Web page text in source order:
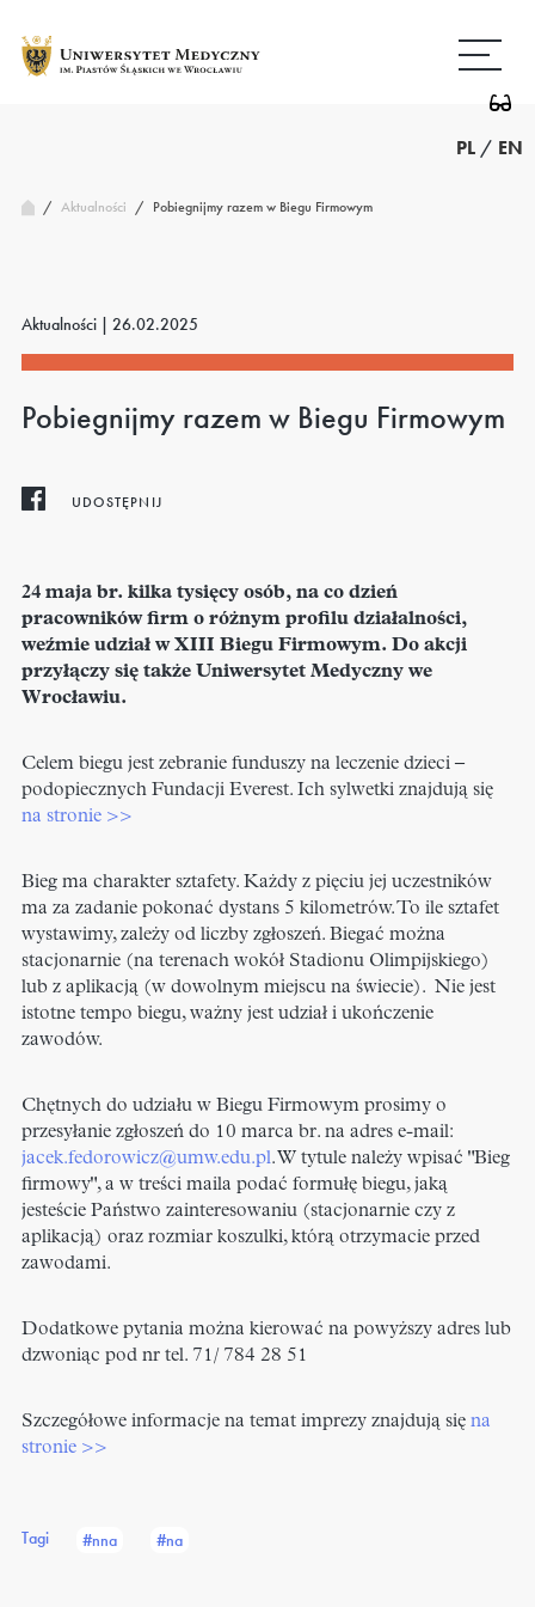
treści
strony
PL / EN
/ Aktualności / Pobiegnijmy razem w Biegu Firmowym
Aktualności | 26.02.2025
Pobiegnijmy razem w Biegu Firmowym
UDOSTĘPNIJ
24 maja br. kilka tysięcy osób, na co dzień
pracowników firm o różnym profilu działalności,
weźmie udział w XIII Biegu Firmowym. Do akcji
przyłączy się także Uniwersytet Medyczny we
Wrocławiu.
Celem biegu jest zebranie funduszy na leczenie dzieci –
podopiecznych Fundacji Everest. Ich sylwetki znajdują się
na stronie >>
Bieg ma charakter sztafety. Każdy z pięciu jej uczestników
ma za zadanie pokonać dystans 5 kilometrów. To ile sztafet
wystawimy, zależy od liczby zgłoszeń. Biegać można
stacjonarnie (na terenach wokół Stadionu Olimpijskiego)
lub z aplikacją (w dowolnym miejscu na świecie). Nie jest
istotne tempo biegu, ważny jest udział i ukończenie
zawodów.
Chętnych do udziału w Biegu Firmowym prosimy o
przesyłanie zgłoszeń do 10 marca br. na adres e-mail:
jacek.fedorowicz@umw.edu.pl. W tytule należy wpisać "Bieg
firmowy", a w treści maila podać formułę biegu, jaką
jesteście Państwo zainteresowaniu (stacjonarnie czy z
aplikacją) oraz rozmiar koszulki, którą otrzymacie przed
zawodami.
Dodatkowe pytania można kierować na powyższy adres lub
dzwoniąc pod nr tel. 71/ 784 28 51
Szczegółowe informacje na temat imprezy znajdują się na
stronie >>
Tagi #nna #na